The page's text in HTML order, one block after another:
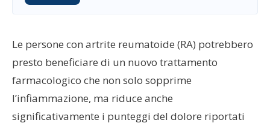
Le persone con artrite reumatoide (RA) potrebbero
presto beneficiare di un nuovo trattamento
farmacologico che non solo sopprime
l’infiammazione, ma riduce anche
significativamente i punteggi del dolore riportati